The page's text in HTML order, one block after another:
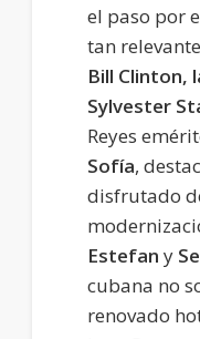
el paso por
tan
Bill Clinton,
Sylvester
Reyes
Sofía,
disfrutado
Estefan y
cubana no
renovado